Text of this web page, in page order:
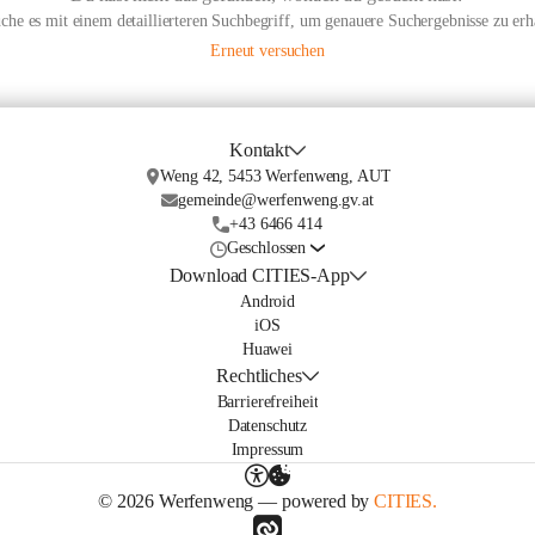
es mit einem detaillierteren Suchbegriff, um genauere Suchergebnisse zu
Erneut versuchen
Kontakt
Weng 42, 5453 Werfenweng, AUT
gemeinde@werfenweng.gv.at
+43 6466 414
Geschlossen
Download CITIES-App
Android
iOS
Huawei
Rechtliches
Barrierefreiheit
Datenschutz
Impressum
© 2026 Werfenweng — powered byCITIES.